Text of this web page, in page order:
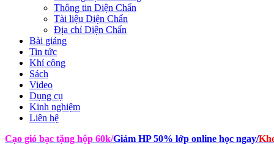
Thông tin Diện Chẩn
Tài liệu Diện Chẩn
Địa chỉ Diện Chẩn
Bài giảng
Tin tức
Khí công
Sách
Video
Dụng cụ
Kinh nghiệm
Liên hệ
Cạo gió bạc tặng hộp 60k/Giảm HP 50% lớp online học ngay/